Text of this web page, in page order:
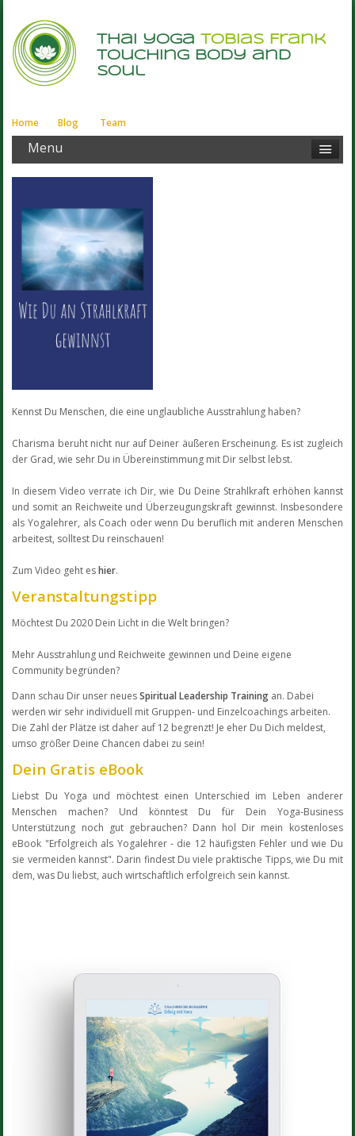
thai yogaTobias Frank
touching body and
soul
Home Blog Team
Menu
Kennst Du Menschen, die eine unglaubliche Ausstrahlung haben?
Charisma beruht nicht nur auf Deiner äußeren Erscheinung. Es ist zugleich
der Grad, wie sehr Du in Übereinstimmung mit Dir selbst lebst.
In diesem Video verrate ich Dir, wie Du Deine Strahlkraft erhöhen kannst
und somit an Reichweite und Überzeugungskraft gewinnst. Insbesondere
als Yogalehrer, als Coach oder wenn Du beruflich mit anderen Menschen
arbeitest, solltest Du reinschauen!
Zum Video geht eshier.
Veranstaltungstipp
Möchtest Du 2020 Dein Licht in die Welt bringen?
Mehr Ausstrahlung und Reichweite gewinnen und Deine eigene
Community begründen?
Dann schau Dir unser neuesSpiritual Leadership Training an. Dabei
werden wir sehr individuell mit Gruppen- und Einzelcoachings arbeiten.
Die Zahl der Plätze ist daher auf 12 begrenzt! Je eher Du Dich meldest,
umso größer Deine Chancen dabei zu sein!
Dein Gratis eBook
Liebst Du Yoga und möchtest einen Unterschied im Leben anderer
Menschen machen? Und könntest Du für Dein Yoga-Business
Unterstützung noch gut gebrauchen? Dann hol Dir mein kostenloses
eBook "Erfolgreich als Yogalehrer - die 12 häufigsten Fehler und wie Du
sie vermeiden kannst". Darin findest Du viele praktische Tipps, wie Du mit
dem, was Du liebst, auch wirtschaftlich erfolgreich sein kannst.